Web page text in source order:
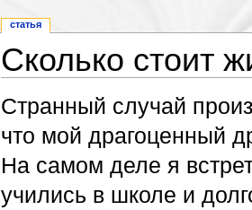
Сколько стоит
Странный случай
что мой драгоценный
На самом деле я
учились в школе и
статья